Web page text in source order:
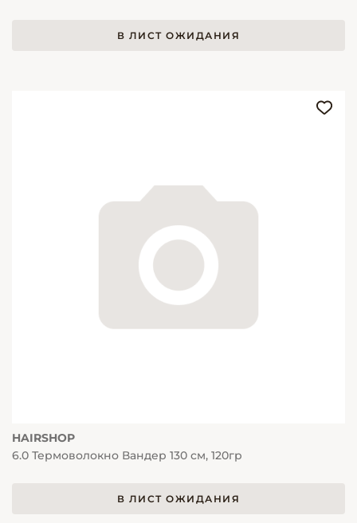
В ЛИСТ ОЖИДАНИЯ
HAIRSHOP
6.0 Термоволокно Вандер 130 см, 120гр
В ЛИСТ ОЖИДАНИЯ